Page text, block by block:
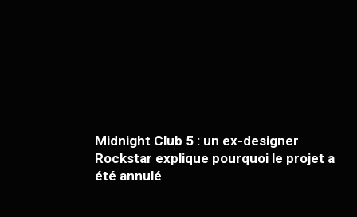
Midnight Club 5 : un ex-designer
Rockstar explique pourquoi le projet a
été annulé